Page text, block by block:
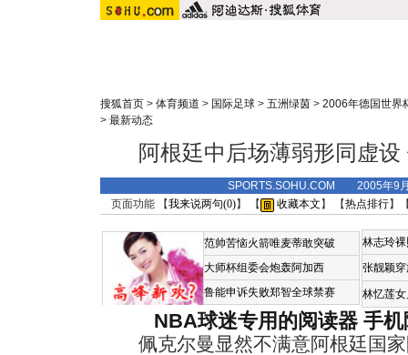
搜狐首页 > 体育频道 > 国际足球 > 五洲绿茵 > 2006年德国世界
> 最新动态
阿根廷中后场薄弱形同虚
SPORTS.SOHU.COM 2005年9
页面功能 【我来说两句(0)】 【 收藏本文 】 【热点排行】
范帅苦恼火箭唯麦蒂敢突破
大师杯组委会炮轰阿加西
鲁能申诉失败郑智全球禁赛
林志玲
张靓颖
林忆莲
NBA球迷专用的阅读器 手
佩克尔曼显然不满意阿根廷国家